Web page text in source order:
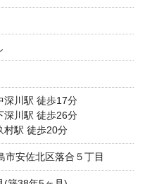
深川駅 徒歩17分
深川駅 徒歩26分
村駅 徒歩20分
市安佐北区落合５丁目